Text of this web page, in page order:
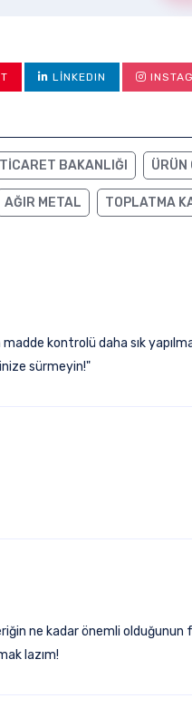
LINKEDIN
TICARET BAKANLIĞI ÜRÜN
AĞIR METAL TOPLATMA
kontrolü daha sık
sürmeyin!"
ne kadar önemli
lazım!